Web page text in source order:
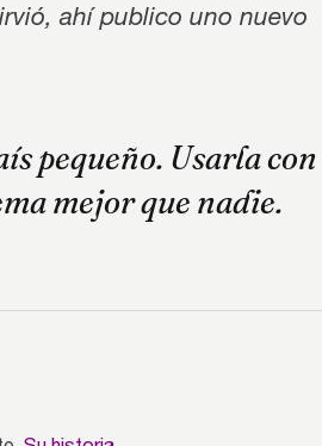
ahí publico uno nuevo
pequeño. Usarla con
mejor que nadie.